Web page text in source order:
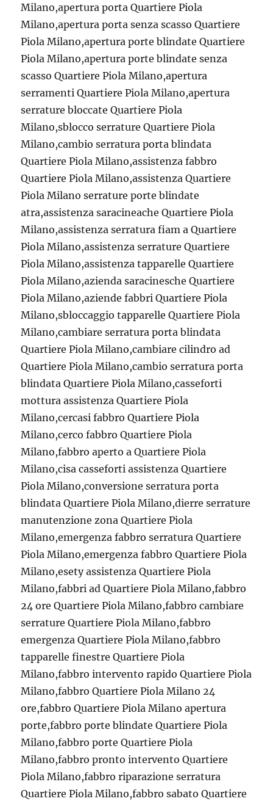
Milano,apertura porta Quartiere Piola
Milano,apertura porta senza scasso Quartiere
Piola Milano,apertura porte blindate Quartiere
Piola Milano,apertura porte blindate senza
scasso Quartiere Piola Milano,apertura
serramenti Quartiere Piola Milano,apertura
serrature bloccate Quartiere Piola
Milano,sblocco serrature Quartiere Piola
Milano,cambio serratura porta blindata
Quartiere Piola Milano,assistenza fabbro
Quartiere Piola Milano,assistenza Quartiere
Piola Milano serrature porte blindate
atra,assistenza saracineache Quartiere Piola
Milano,assistenza serratura fiam a Quartiere
Piola Milano,assistenza serrature Quartiere
Piola Milano,assistenza tapparelle Quartiere
Piola Milano,azienda saracinesche Quartiere
Piola Milano,aziende fabbri Quartiere Piola
Milano,sbloccaggio tapparelle Quartiere Piola
Milano,cambiare serratura porta blindata
Quartiere Piola Milano,cambiare cilindro ad
Quartiere Piola Milano,cambio serratura porta
blindata Quartiere Piola Milano,casseforti
mottura assistenza Quartiere Piola
Milano,cercasi fabbro Quartiere Piola
Milano,cerco fabbro Quartiere Piola
Milano,fabbro aperto a Quartiere Piola
Milano,cisa casseforti assistenza Quartiere
Piola Milano,conversione serratura porta
blindata Quartiere Piola Milano,dierre serrature
manutenzione zona Quartiere Piola
Milano,emergenza fabbro serratura Quartiere
Piola Milano,emergenza fabbro Quartiere Piola
Milano,esety assistenza Quartiere Piola
Milano,fabbri ad Quartiere Piola Milano,fabbro
24 ore Quartiere Piola Milano,fabbro cambiare
serrature Quartiere Piola Milano,fabbro
emergenza Quartiere Piola Milano,fabbro
tapparelle finestre Quartiere Piola
Milano,fabbro intervento rapido Quartiere Piola
Milano,fabbro Quartiere Piola Milano 24
ore,fabbro Quartiere Piola Milano apertura
porte,fabbro porte blindate Quartiere Piola
Milano,fabbro porte Quartiere Piola
Milano,fabbro pronto intervento Quartiere
Piola Milano,fabbro riparazione serratura
Quartiere Piola Milano,fabbro sabato Quartiere